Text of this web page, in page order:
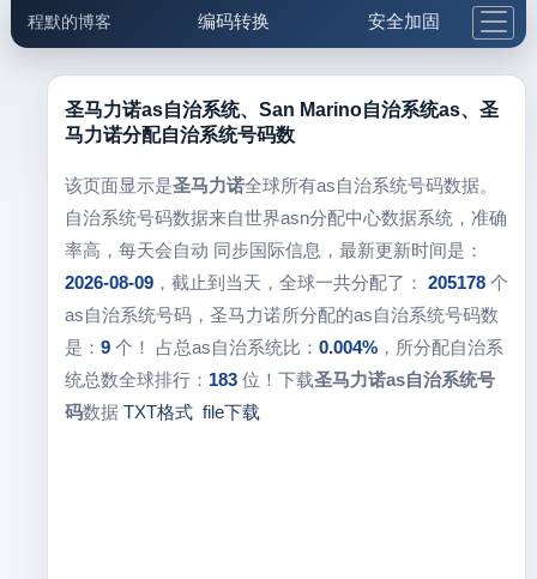
程默的博客 编码转换 安全加固
邮件工具 生活便民 更多工具
5.1支付宝大红包
圣马力诺as自治系统、San Marino自治系统as、圣
马力诺分配自治系统号码数
该页面显示是圣马力诺全球所有as自治系统号码数据。
自治系统号码数据来自世界asn分配中心数据系统，准确
率高，每天会自动 同步国际信息，最新更新时间是：
2026-08-09，截止到当天，全球一共分配了： 205178个
as自治系统号码，圣马力诺所分配的as自治系统号码数
是： 9个！ 占总as自治系统比： 0.004%，所分配自治系
统总数全球排行： 183位！下载圣马力诺as自治系统号
码数据 TXT格式 file下载